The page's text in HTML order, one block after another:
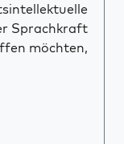
Sprachkraft
möchten,